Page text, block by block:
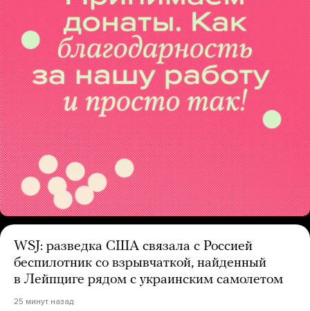
WSJ: разведка США связала с Россией
беспилотник со взрывчаткой, найденный
в Лейпциге рядом с украинским самолетом
25 минут назад